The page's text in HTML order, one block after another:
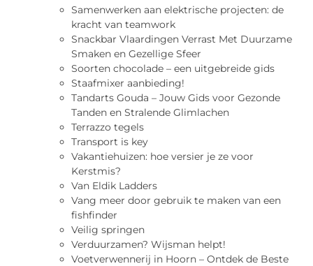
Samenwerken aan elektrische projecten: de
kracht van teamwork
Snackbar Vlaardingen Verrast Met Duurzame
Smaken en Gezellige Sfeer
Soorten chocolade – een uitgebreide gids
Staafmixer aanbieding!
Tandarts Gouda – Jouw Gids voor Gezonde
Tanden en Stralende Glimlachen
Terrazzo tegels
Transport is key
Vakantiehuizen: hoe versier je ze voor
Kerstmis?
Van Eldik Ladders
Vang meer door gebruik te maken van een
fishfinder
Veilig springen
Verduurzamen? Wijsman helpt!
Voetverwennerij in Hoorn – Ontdek de Beste